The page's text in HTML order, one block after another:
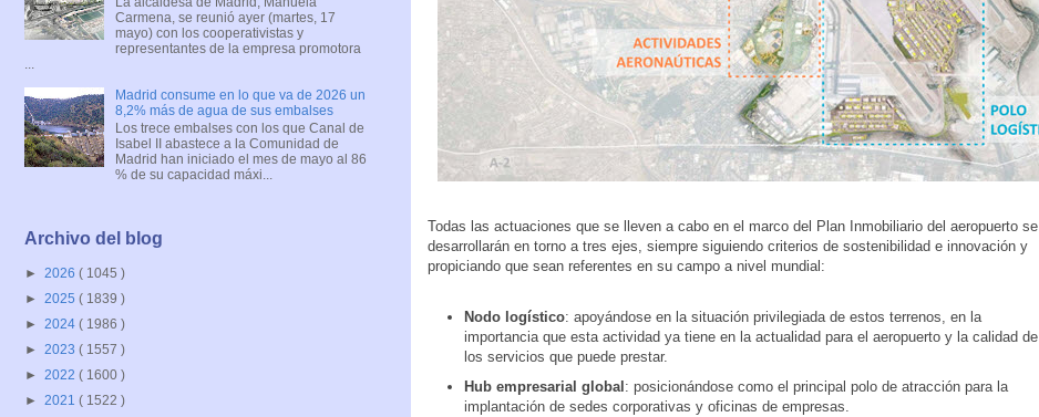
Todas las actuaciones que se lleven a cabo en el marco del Plan Inmobiliario del aeropuerto se
desarrollarán en torno a tres ejes, siempre siguiendo criterios de sostenibilidad e innovación y
propiciando que sean referentes en su campo a nivel mundial:
Nodo logístico: apoyándose en la situación privilegiada de estos terrenos, en la
importancia que esta actividad ya tiene en la actualidad para el aeropuerto y la calidad de
los servicios que puede prestar.
Hub empresarial global : posicionándose como el principal polo de atracción para la
implantación de sedes corporativas y oficinas de empresas.
Carmena, se reunió ayer (martes, 17
mayo) con los cooperativistas y
representantes de la empresa promotora
Madrid consume en lo que va de 2026 un
8,2% más de agua de sus embalses
Los trece embalses con los que Canal de
Isabel II abastece a la Comunidad de
Madrid han iniciado el mes de mayo al 86
% de su capacidad máxi...
Archivo del blog
► 2026 ( 1045 )
► 2025 ( 1839 )
► 2024 ( 1986 )
► 2023 ( 1557 )
► 2022 ( 1600 )
► 2021 ( 1522 )